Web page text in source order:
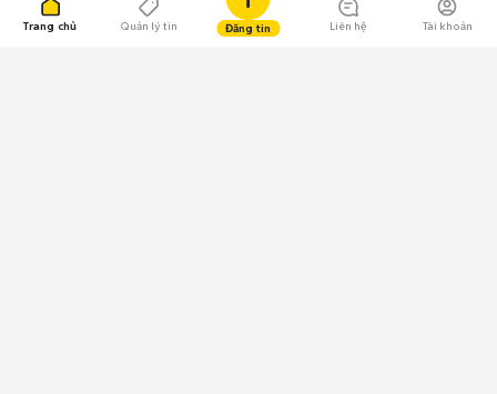
Trang chủ Quản lý tin Đăng tin Liên hệ Tài khoản